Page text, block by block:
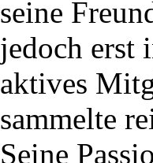
seine
jedoch erst
aktives
sammelte
Seine